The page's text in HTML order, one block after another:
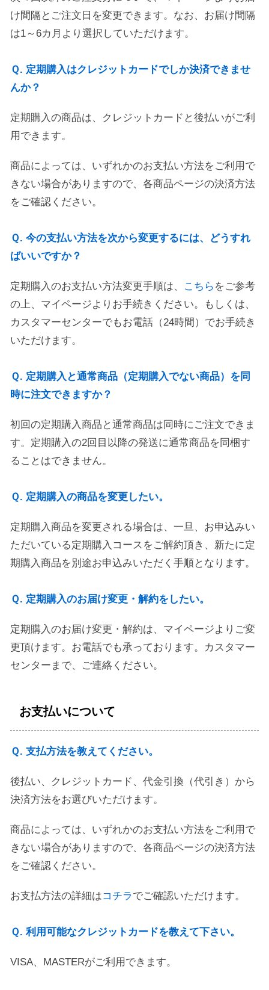
け間隔とご注文日を変更できます。なお、お届け間隔
は1～6カ月より選択していただけます。
Ｑ. 定期購入はクレジットカードでしか決済できませ
んか？
定期購入の商品は、クレジットカードと後払いがご利
用できます。
商品によっては、いずれかのお支払い方法をご利用で
きない場合がありますので、各商品ページの決済方法
をご確認ください。
Ｑ. 今の支払い方法を次から変更するには、どうすれ
ばいいですか？
定期購入のお支払い方法変更手順は、 こちら をご参考
の上、マイページよりお手続きください。もしくは、
カスタマーセンターでもお電話（24時間）でお手続き
いただけます。
Ｑ. 定期購入と通常商品（定期購入でない商品）を同
時に注文できますか？
初回の定期購入商品と通常商品は同時にご注文できま
す。定期購入の2回目以降の発送に通常商品を同梱す
ることはできません。
Ｑ. 定期購入の商品を変更したい。
定期購入商品を変更される場合は、一旦、お申込みい
ただいている定期購入コースをご解約頂き、新たに定
期購入商品を別途お申込みいただく手順となります。
Ｑ. 定期購入のお届け変更・解約をしたい。
定期購入のお届け変更・解約は、マイページよりご変
更頂けます。お電話でも承っております。カスタマー
センターまで、ご連絡ください。
お支払いについて
Ｑ. 支払方法を教えてください。
後払い、クレジットカード、代金引換（代引き）から
決済方法をお選びいただけます。
商品によっては、いずれかのお支払い方法をご利用で
きない場合がありますので、各商品ページの決済方法
をご確認ください。
お支払方法の詳細はコチラ でご確認いただけます。
Ｑ. 利用可能なクレジットカードを教えて下さい。
VISA、MASTERがご利用できます。